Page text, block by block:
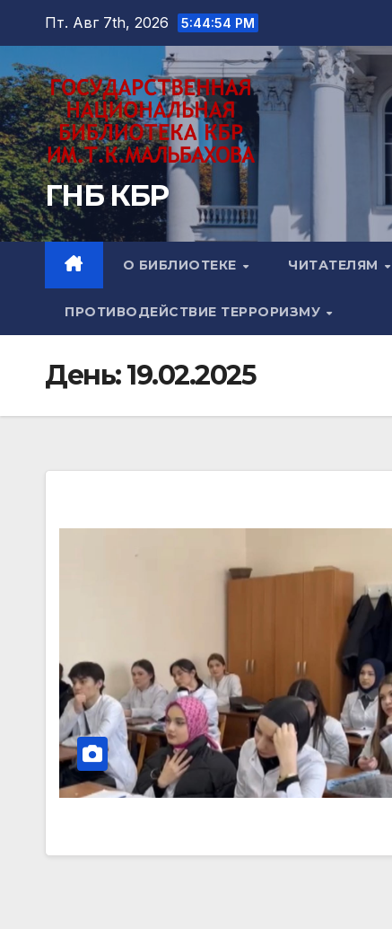
Перейти
содержимому
Пт. Авг 7th, 2026 5:44:56 PM
ГНБ КБР
О БИБЛИОТЕКЕ ЧИТАТЕЛЯМ
ПРОТИВОДЕЙСТВИЕ ТЕРРОРИЗМУ
День:19.02.2025